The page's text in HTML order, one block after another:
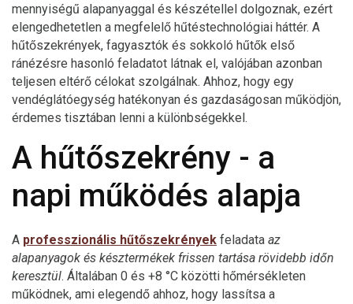
mennyiségű alapanyaggal és készétellel dolgoznak, ezért
elengedhetetlen a megfelelő hűtéstechnológiai háttér. A
hűtőszekrények, fagyasztók és sokkoló hűtők első
ránézésre hasonló feladatot látnak el, valójában azonban
teljesen eltérő célokat szolgálnak. Ahhoz, hogy egy
vendéglátóegység hatékonyan és gazdaságosan működjön,
érdemes tisztában lenni a különbségekkel.
A hűtőszekrény - a
napi működés alapja
A professzionális hűtőszekrények feladata az
alapanyagok és késztermékek frissen tartása rövidebb időn
keresztül. Általában 0 és +8 °C közötti hőmérsékleten
működnek, ami elegendő ahhoz, hogy lassítsa a